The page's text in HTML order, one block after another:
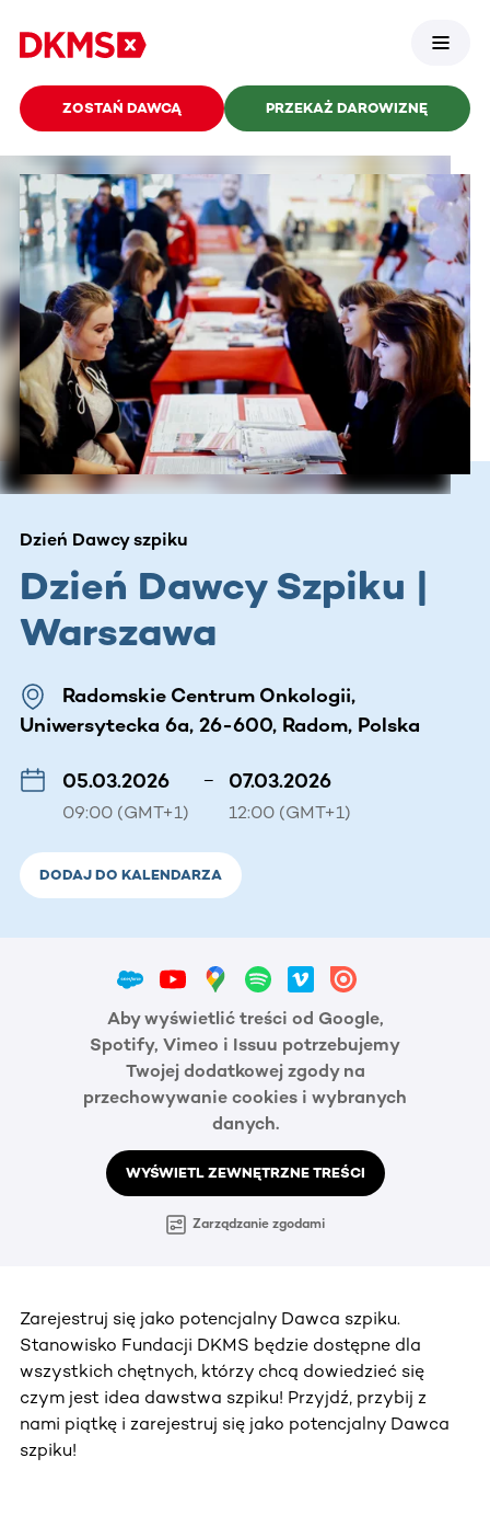
ZOSTAŃ DAWCĄ PRZEKAŻ DAROWIZNĘ
Dzień Dawcy szpiku
Dzień Dawcy Szpiku |
Warszawa
Radomskie Centrum Onkologii,
Uniwersytecka 6a, 26-600, Radom, Polska
05.03.2026
09:00 (GMT+1)
– 07.03.2026
12:00 (GMT+1)
DODAJ DO KALENDARZA
Aby wyświetlić treści od Google,
Spotify, Vimeo i Issuu potrzebujemy
Twojej dodatkowej zgody na
przechowywanie cookies i wybranych
danych.
WYŚWIETL ZEWNĘTRZNE TREŚCI
Zarządzanie zgodami
Zarejestruj się jako potencjalny Dawca szpiku.
Stanowisko Fundacji DKMS będzie dostępne dla
wszystkich chętnych, którzy chcą dowiedzieć się
czym jest idea dawstwa szpiku! Przyjdź, przybij z
nami piątkę i zarejestruj się jako potencjalny Dawca
szpiku!